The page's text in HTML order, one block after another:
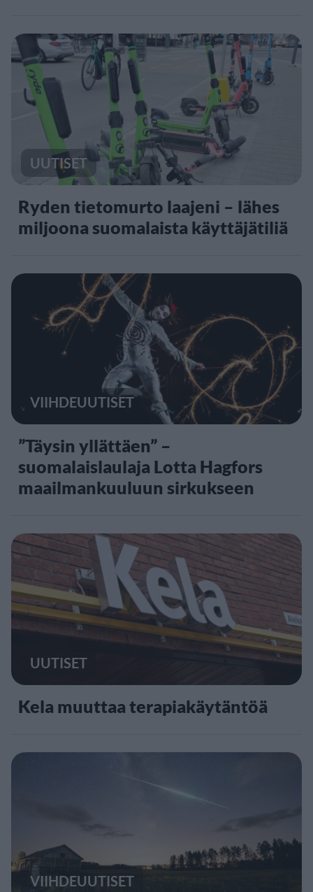
UUTISET
Ryden tietomurto laajeni – lähes
miljoona suomalaista käyttäjätiliä
VIIHDEUUTISET
”Täysin yllättäen” –
suomalaislaulaja Lotta Hagfors
maailmankuuluun sirkukseen
UUTISET
Kela muuttaa terapiakäytäntöä
VIIHDEUUTISET